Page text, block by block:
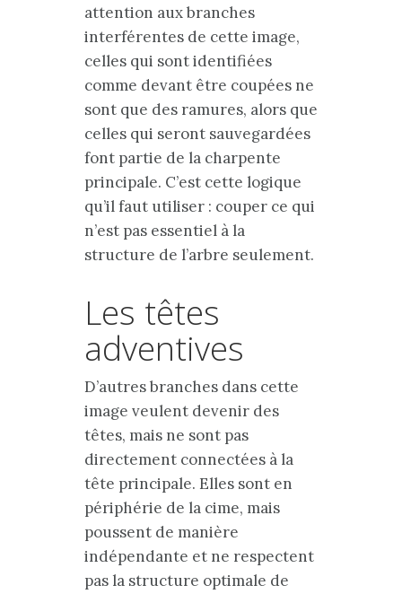
attention aux branches
interférentes de cette image,
celles qui sont identifiées
comme devant être coupées ne
sont que des ramures, alors que
celles qui seront sauvegardées
font partie de la charpente
principale. C’est cette logique
qu’il faut utiliser : couper ce qui
n’est pas essentiel à la
structure de l’arbre seulement.
Les têtes
adventives
D’autres branches dans cette
image veulent devenir des
têtes, mais ne sont pas
directement connectées à la
tête principale. Elles sont en
périphérie de la cime, mais
poussent de manière
indépendante et ne respectent
pas la structure optimale de